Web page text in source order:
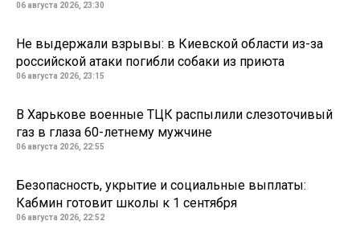
06 августа 2026, 23:30
Не выдержали взрывы: в Киевской области из-за
российской атаки погибли собаки из приюта
06 августа 2026, 23:15
В Харькове военные ТЦК распылили слезоточивый
газ в глаза 60-летнему мужчине
06 августа 2026, 22:55
Безопасность, укрытие и социальные выплаты:
Кабмин готовит школы к 1 сентября
06 августа 2026, 22:52